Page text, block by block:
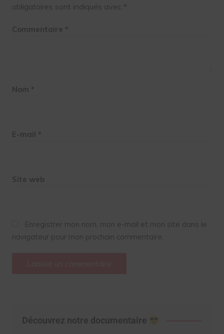
obligatoires sont indiqués avec *
Commentaire *
Nom *
E-mail *
Site web
Enregistrer mon nom, mon e-mail et mon site dans le
navigateur pour mon prochain commentaire.
Découvrez notre documentaire